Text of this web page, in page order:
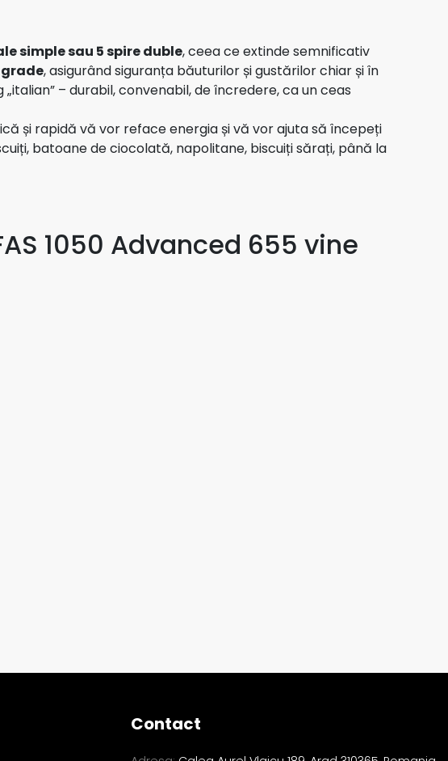
simple sau 5 spire duble, ceea ce extinde semnificativ
grade, asigurând siguranța băuturilor și gustărilor chiar și în
– durabil, convenabil, de încredere, ca un ceas
și rapidă vă vor reface energia și vă vor ajuta să începeți
batoane de ciocolată, napolitane, biscuiți sărați, până la
1050 Advanced 655 vine
Contact